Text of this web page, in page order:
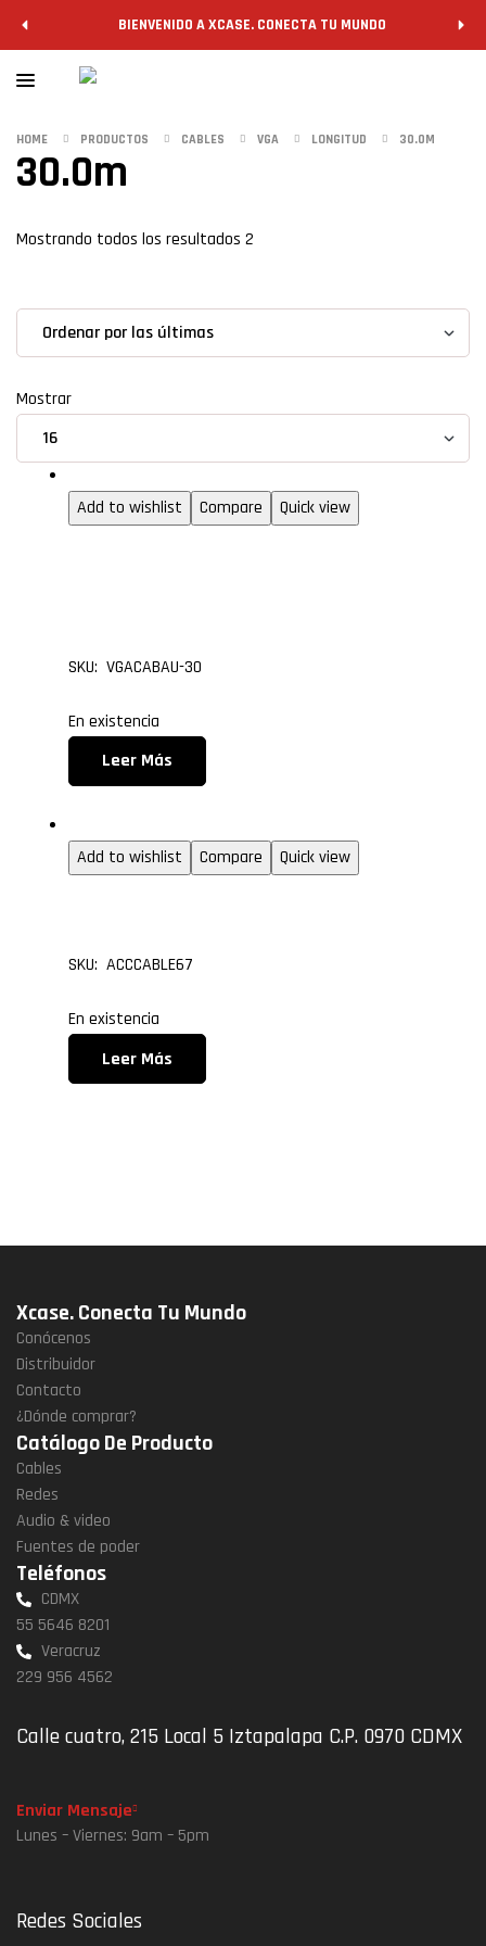
BIENVENIDO A XCASE. CONECTA TU MUNDO
HOME PRODUCTOS CABLES VGA LONGITUD 30.0M
30.0m
Mostrando todos los resultados 2
Mostrar
Add to wishlist
Compare Quick view
SKU: VGACABAU-30
En existencia
Leer Más
Add to wishlist
Compare Quick view
SKU: ACCCABLE67
En existencia
Leer Más
Xcase. Conecta Tu Mundo
Conócenos
Distribuidor
Contacto
¿Dónde comprar?
Catálogo De Producto
Cables
Redes
Audio & video
Fuentes de poder
Teléfonos
CDMX
55 5646 8201
Veracruz
229 956 4562
Calle cuatro, 215 Local 5 Iztapalapa C.P. 0970 CDMX
Enviar Mensaje
Lunes – Viernes: 9am – 5pm
Redes Sociales